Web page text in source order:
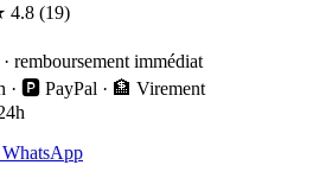
4.8 (19)
remboursement immédiat
· 🅿️ PayPal · 🏦 Virement
WhatsApp